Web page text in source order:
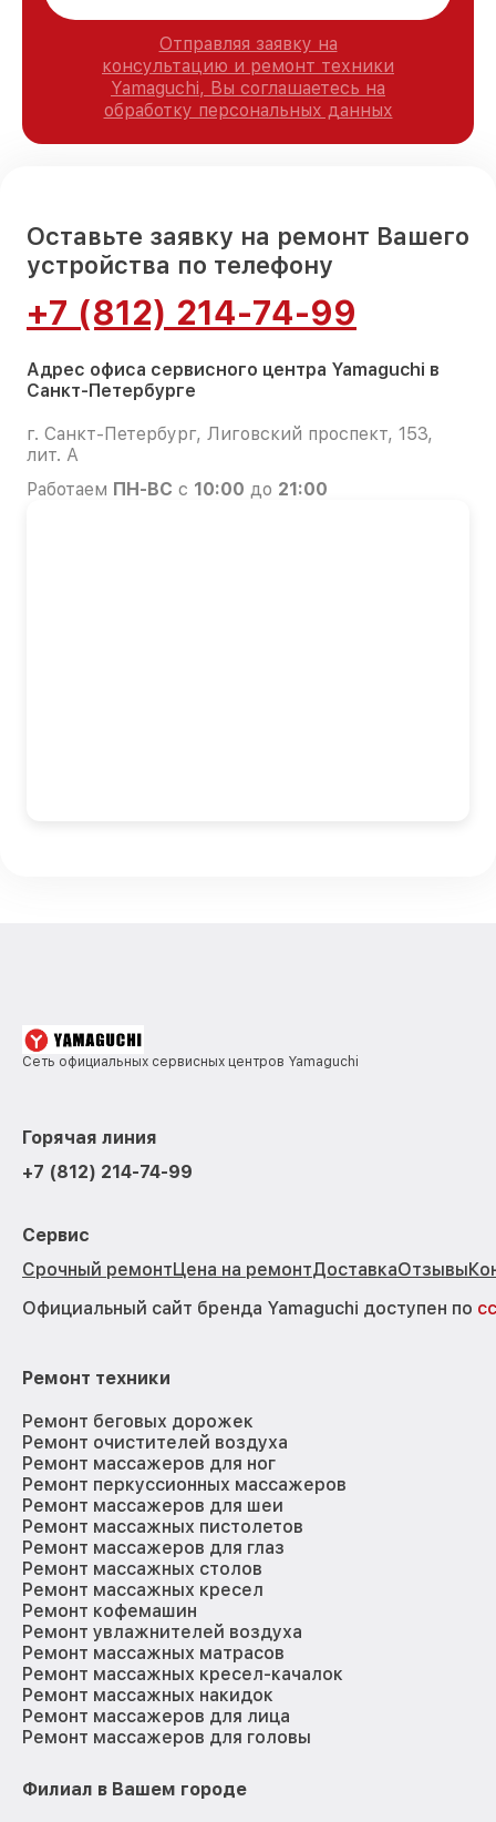
Отправляя заявку на
консультацию и ремонт техники
Yamaguchi, Вы соглашаетесь на
обработку персональных данных
Оставьте заявку на ремонт Вашего
устройства по телефону
+7 (812) 214-74-99
Адрес офиса сервисного центра Yamaguchi в
Санкт-Петербурге
г. Санкт-Петербург, Лиговский проспект, 153,
лит. А
Работаем ПН-ВС с 10:00 до 21:00
Сеть официальных сервисных центров Yamaguchi
Горячая линия
+7 (812) 214-74-99
Сервис
Срочный ремонтЦена на ремонтДоставкаОтзывы
Официальный сайт бренда Yamaguchi доступен по
Ремонт техники
Ремонт беговых дорожек
Ремонт очистителей воздуха
Ремонт массажеров для ног
Ремонт перкуссионных массажеров
Ремонт массажеров для шеи
Ремонт массажных пистолетов
Ремонт массажеров для глаз
Ремонт массажных столов
Ремонт массажных кресел
Ремонт кофемашин
Ремонт увлажнителей воздуха
Ремонт массажных матрасов
Ремонт массажных кресел-качалок
Ремонт массажных накидок
Ремонт массажеров для лица
Ремонт массажеров для головы
Филиал в Вашем городе